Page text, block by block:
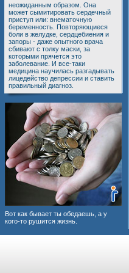
неожиданным образом. Она
может сымитировать сердечный
приступ или: внематочную
беременность. Повторяющиеся
боли в желудке, сердцебиения и
запоры - даже опытного врача
сбивают с толку маски, за
которыми прячется это
заболевание. И все-таки
медицина научилась разгадывать
лицедейство депрессии и ставить
правильный диагноз.
Вот как бывает ты обедаешь, а у
кого-то рушится жизнь.